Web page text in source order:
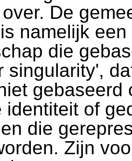
De
namelijk een
die
singularity',
gebaseerd
identiteit of
die
Zijn